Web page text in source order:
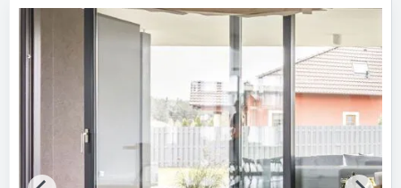
Produktkategorie
Folie
Schutzfunktionen
Bitte auswählen